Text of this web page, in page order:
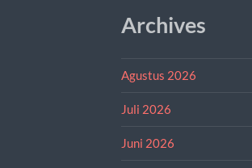
Archives
Agustus 2026
Juli 2026
Juni 2026